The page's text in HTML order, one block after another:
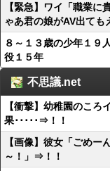
【緊急】ワイ「職業に
ゃあ君の娘がAV出ても
８～１３歳の少年１９
役１５年
不思議.net
【衝撃】幼稚園のころ
果･････⇒！！
【画像】彼女「ごめ
～！」⇒！！